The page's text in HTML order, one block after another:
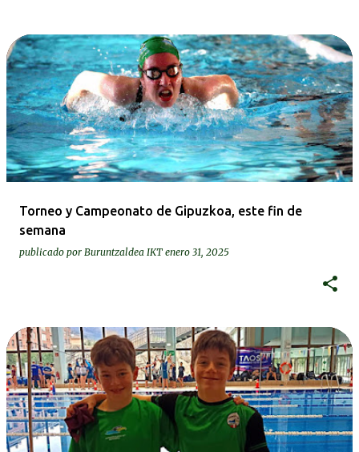
Torneo y Campeonato de Gipuzkoa, este fin de
semana
publicado por Buruntzaldea IKT enero 31, 2025